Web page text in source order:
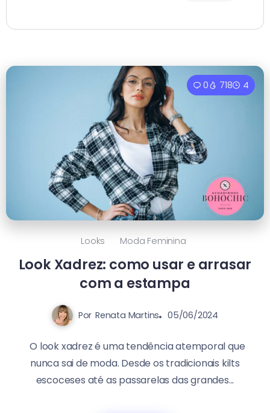
0 718 4
Looks Moda Feminina
Look Xadrez: como usar e arrasar
com a estampa
Por Renata Martins 05/06/2024
O look xadrez é uma tendência atemporal que
nunca sai de moda. Desde os tradicionais kilts
escoceses até as passarelas das grandes...